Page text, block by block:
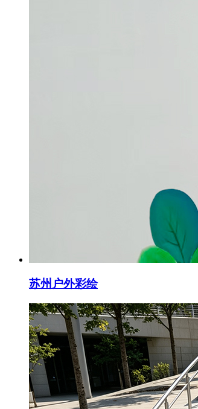
苏州户外彩绘